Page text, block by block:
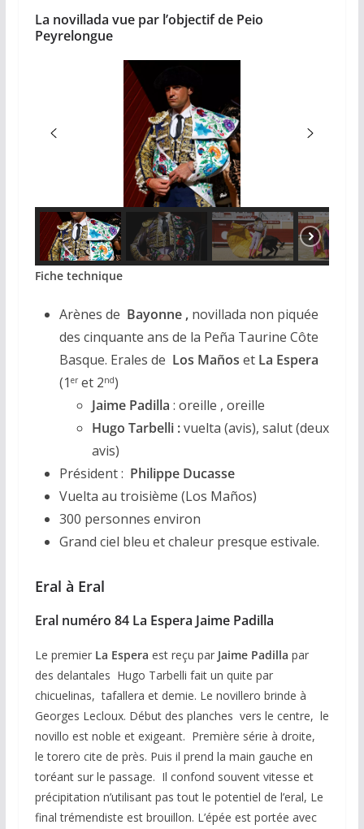
La novillada vue par l’objectif de Peio
Peyrelongue
Fiche technique
Arènes de Bayonne ,novillada non piquée
des cinquante ans de la Peña Taurine Côte
Basque. Erales de Los Maños etLa Espera
(1 eret 2nd)
Jaime Padilla : oreille , oreille
Hugo Tarbelli :vuelta (avis), salut (deux
avis)
Président : Philippe Ducasse
Vuelta au troisième (Los Maños)
300 personnes environ
Grand ciel bleu et chaleur presque estivale.
Eral à Eral
Eral numéro 84 La Espera Jaime Padilla
Le premier La Espera est reçu par Jaime Padilla par
des delantales Hugo Tarbelli fait un quite par
chicuelinas, tafallera et demie. Le novillero brinde à
Georges Lecloux. Début des planches vers le centre, le
novillo est noble et exigeant. Première série à droite,
le torero cite de près. Puis il prend la main gauche en
toréant sur le passage. Il confond souvent vitesse et
précipitation n’utilisant pas tout le potentiel de l’eral, Le
final trémendiste est brouillon. L’épée est portée avec